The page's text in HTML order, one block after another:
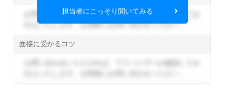
お問い合わせいただければ、アドバイザーが確認してお
伝えいたします。お気軽にお問い合わせください。
面接に受かるコツ
担当者にこっそり聞いてみる